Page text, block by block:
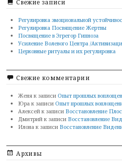
Свежие записи
Регулировка эмоциональной
Регулировка Посвящение Жертвы
Посвящение в Эгрегор Гипноза
Усиление Волевого Центра /
Церковные ритуалы и их регулировка
Свежие комментарии
Женя к записи Опыт прошлых
Юра к записи Опыт прошлых
Алексей к записи Восстановление
Дмитрий к записи Восстановление
Илона к записи Восстановление
Архивы